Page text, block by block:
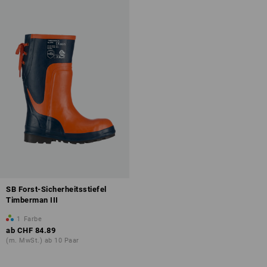
SB Forst-Sicherheitsstiefel
Timberman III
1 Farbe
ab CHF 84.89
(m. MwSt.) ab 10 Paar